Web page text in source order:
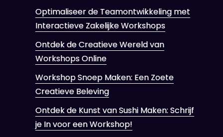
Optimaliseer de Teamontwikkeling met
Interactieve Zakelijke Workshops
Ontdek de Creatieve Wereld van
Workshops Online
Workshop Snoep Maken: Een Zoete
Creatieve Beleving
Ontdek de Kunst van Sushi Maken: Schrijf
je In voor een Workshop!